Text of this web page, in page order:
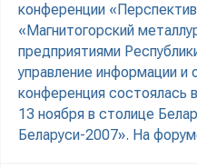
конференции
«Магнитогорский
предприятиями
управление информации
конференция состоялась
13 ноября в столице
Беларуси-2007». На